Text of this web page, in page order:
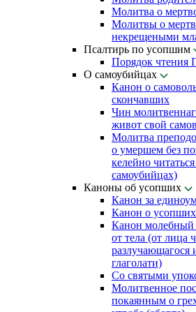
Молитва о
Молитвы о
некрещеными
Псалтирь по усопшим
Порядок чтения
О самоубийцах
Канон о
скончавших
Чин
живот свой
Молитва
о умершем без
келейно
самоубийцах)
Каноны об усопших
Канон за
Канон о
Канон молебный
от тела (от лица
разлучающагося
глаголати)
Со святыми
Молитвенное
покаянным о